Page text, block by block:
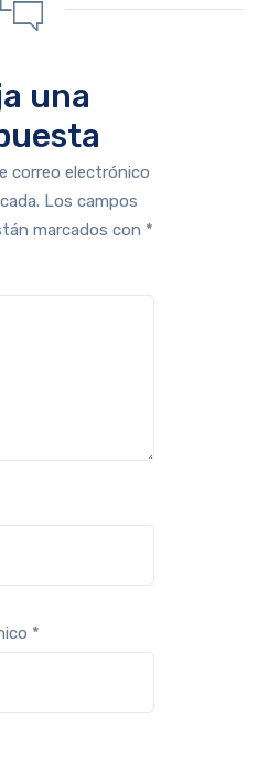
una
correo electrónico
Los campos
marcados con *
*